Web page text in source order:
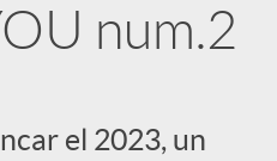
num.2
el 2023, un